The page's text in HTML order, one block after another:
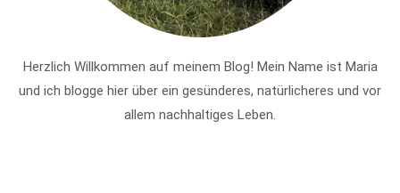
Herzlich Willkommen auf meinem Blog! Mein Name ist Maria
und ich blogge hier über ein gesünderes, natürlicheres und vor
allem nachhaltiges Leben.